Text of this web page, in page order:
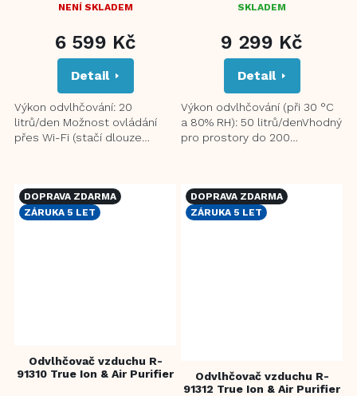
PRŮMĚRNÉ
PRODUKTU
5
HVĚZDIČEK.
NENÍ SKLADEM
6 599 Kč
Detail
Výkon odvlhčování: 20
litrů/den Možnost ovládání
přes Wi-Fi (stačí dlouze
SKLADEM
9 299 Kč
Detail
Výkon odvlhčování (při 30 °C
a 80% RH): 50 litrů/denVhodný
pro prostory do 200
DOPRAVA ZDARMA
ZÁRUKA 5 LET
Odvlhčovač vzduchu R-
91310 True Ion & Air Purifier
DOPRAVA ZDARMA
ZÁRUKA 5 LET
Odvlhčovač vzduchu R-
91312 True Ion & Air Purifier